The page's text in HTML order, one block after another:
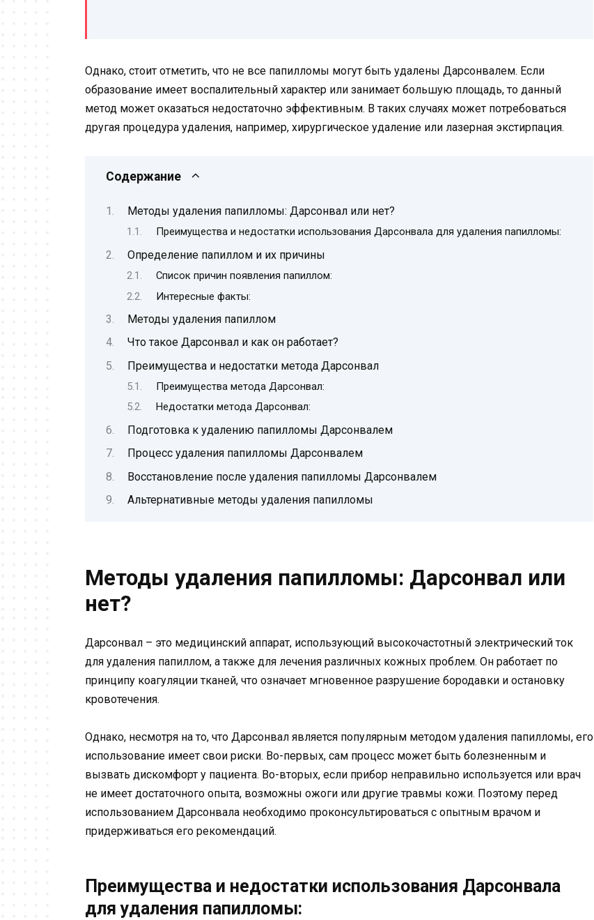
Однако, стоит отметить, что не все папилломы могут быть удалены Дарсонвалем. Если
образование имеет воспалительный характер или занимает большую площадь, то данный
метод может оказаться недостаточно эффективным. В таких случаях может потребоваться
другая процедура удаления, например, хирургическое удаление или лазерная экстирпация.
Содержание
Методы удаления папилломы: Дарсонвал или нет?
Преимущества и недостатки использования Дарсонвала для удаления папилломы:
Определение папиллом и их причины
Список причин появления папиллом:
Интересные факты:
Методы удаления папиллом
Что такое Дарсонвал и как он работает?
Преимущества и недостатки метода Дарсонвал
Преимущества метода Дарсонвал:
Недостатки метода Дарсонвал:
Подготовка к удалению папилломы Дарсонвалем
Процесс удаления папилломы Дарсонвалем
Восстановление после удаления папилломы Дарсонвалем
Альтернативные методы удаления папилломы
Методы удаления папилломы: Дарсонвал или
нет?
Дарсонвал – это медицинский аппарат, использующий высокочастотный электрический ток
для удаления папиллом, а также для лечения различных кожных проблем. Он работает по
принципу коагуляции тканей, что означает мгновенное разрушение бородавки и остановку
кровотечения.
Однако, несмотря на то, что Дарсонвал является популярным методом удаления папилломы, его
использование имеет свои риски. Во-первых, сам процесс может быть болезненным и
вызвать дискомфорт у пациента. Во-вторых, если прибор неправильно используется или врач
не имеет достаточного опыта, возможны ожоги или другие травмы кожи. Поэтому перед
использованием Дарсонвала необходимо проконсультироваться с опытным врачом и
придерживаться его рекомендаций.
Преимущества и недостатки использования Дарсонвала
для удаления папилломы: